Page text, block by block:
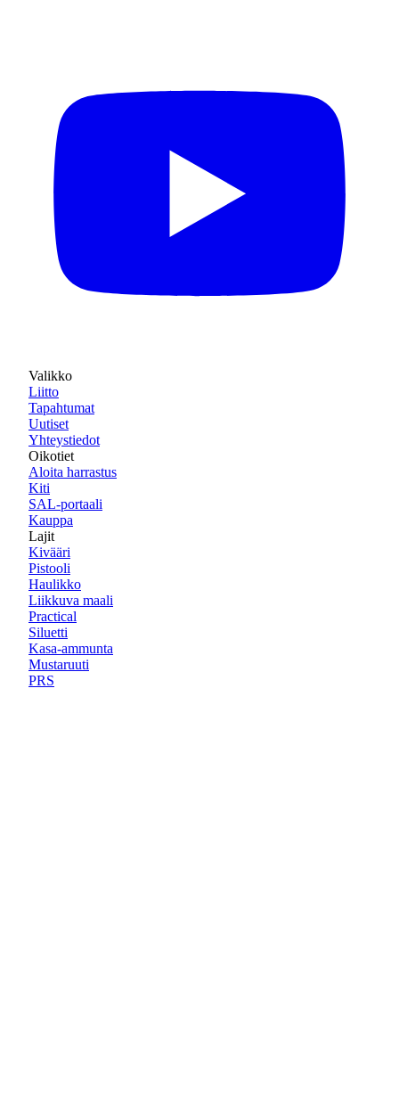
Valikko
Liitto
Tapahtumat
Uutiset
Yhteystiedot
Oikotiet
Aloita harrastus
Kiti
SAL-portaali
Kauppa
Lajit
Kivääri
Pistooli
Haulikko
Liikkuva maali
Practical
Siluetti
Kasa-ammunta
Mustaruuti
PRS